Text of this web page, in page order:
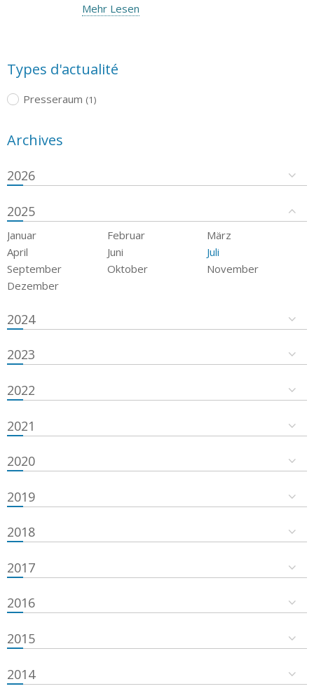
Mehr Lesen
Types d'actualité
Presseraum (1)
Archives
2026
2025
Januar Februar
März
April
Juni
Juli
September
Oktober
November
Dezember
2024
2023
2022
2021
2020
2019
2018
2017
2016
2015
2014